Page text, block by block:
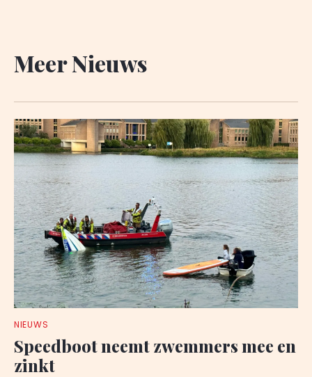
Meer Nieuws
NIEUWS
Speedboot neemt zwemmers mee en
zinkt